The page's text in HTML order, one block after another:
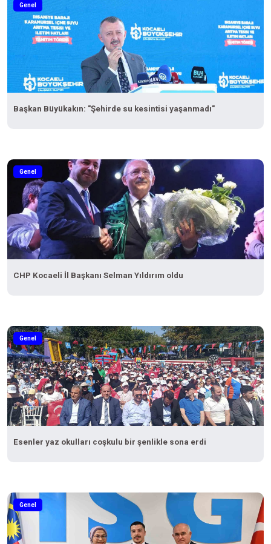
Genel
Başkan Büyükakın: "Şehirde su kesintisi yaşanmadı"
Genel
CHP Kocaeli İl Başkanı Selman Yıldırım oldu
Genel
Esenler yaz okulları coşkulu bir şenlikle sona erdi
Genel